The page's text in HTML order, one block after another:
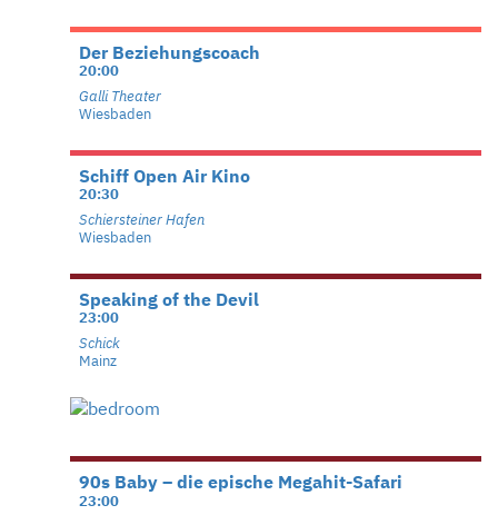
Der Beziehungscoach
20:00
Galli Theater
Wiesbaden
Schiff Open Air Kino
20:30
Schiersteiner Hafen
Wiesbaden
Speaking of the Devil
23:00
Schick
Mainz
90s Baby – die epische Megahit-Safari
23:00